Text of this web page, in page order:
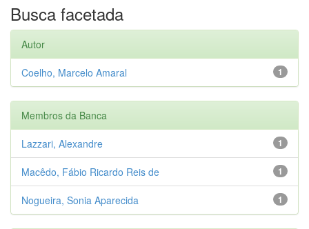
Busca facetada
Autor
1
Coelho, Marcelo Amaral
Membros da Banca
1
Lazzari, Alexandre
1
Macêdo, Fábio Ricardo Reis de
1
Nogueira, Sonia Aparecida